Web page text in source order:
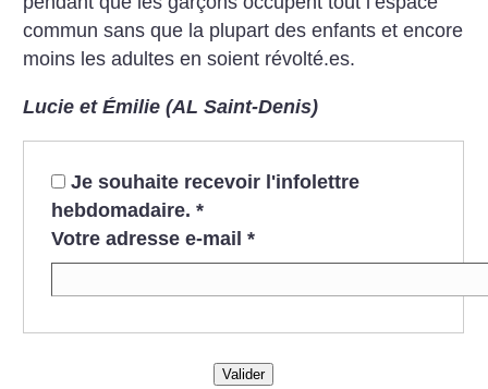
commun sans que la plupart des enfants et encore
moins les adultes en soient révolté.es.
Lucie et Émilie (AL Saint-Denis)
Je souhaite recevoir l'infolettre
hebdomadaire. *
Votre adresse e-mail *
Valider